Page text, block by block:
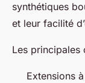
synthétiques
et leur facilité
Les principales
Extensions